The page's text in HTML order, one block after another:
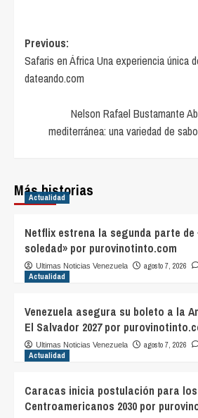
Post
navigation
Previous:
Safaris en África Una experiencia única
dateando.com
Nelson Rafael Bustamante
mediterránea: una variedad de
Más historias
Actualidad
Netflix estrena la segunda parte de
soledad» por purovinotinto.com
Ultimas Noticias Venezuela agosto 7, 2026
Actualidad
Venezuela asegura su boleto a la
El Salvador 2027 por
Ultimas Noticias Venezuela agosto 7, 2026
Actualidad
Caracas inicia postulación para
Centroamericanos 2030 por